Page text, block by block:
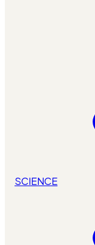
SCIENCE